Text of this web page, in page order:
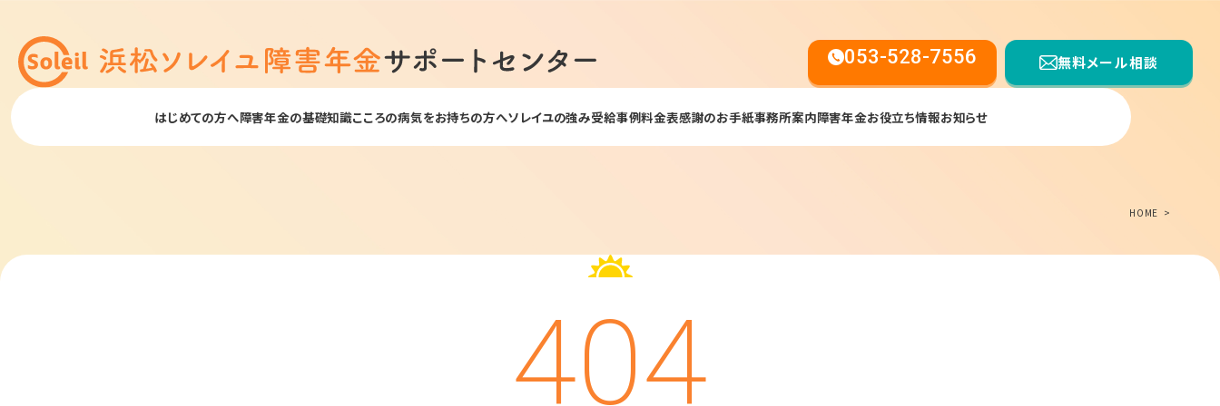
053-528-7556 無料メール相談
はじめての方へ障害年金の基礎知識こころの病気をお持ちの方へソレイユの強み受給事例料金表感謝のお手紙事務所案内障害年金お役立ち情報お知らせ
HOME
404